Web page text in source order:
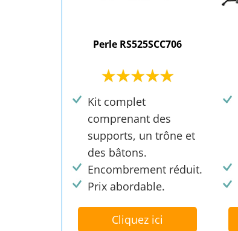
Perle RS525SCC706
Kit complet
comprenant des
supports, un trône et
des bâtons.
Encombrement réduit.
Prix abordable.
Cliquez ici